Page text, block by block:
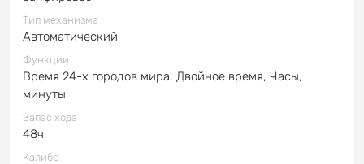
Тип механизма
Автоматический
Функции
Время 24-х городов мира, Двойное время, Часы,
минуты
Запас хода
48ч
Калибр